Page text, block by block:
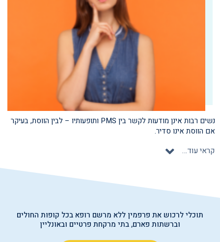
נשים רבות אינן מודעות לקשר בין PMS ותופעותיו – לבין הווסת, בעיקר
אם הווסת אינו סדיר.
קראי עוד…
תוכלי לרכוש את פרפמין ללא מרשם רופא בכל קופות החולים
וברשתות פארם, בתי מרקחת פרטיים ובאונליין